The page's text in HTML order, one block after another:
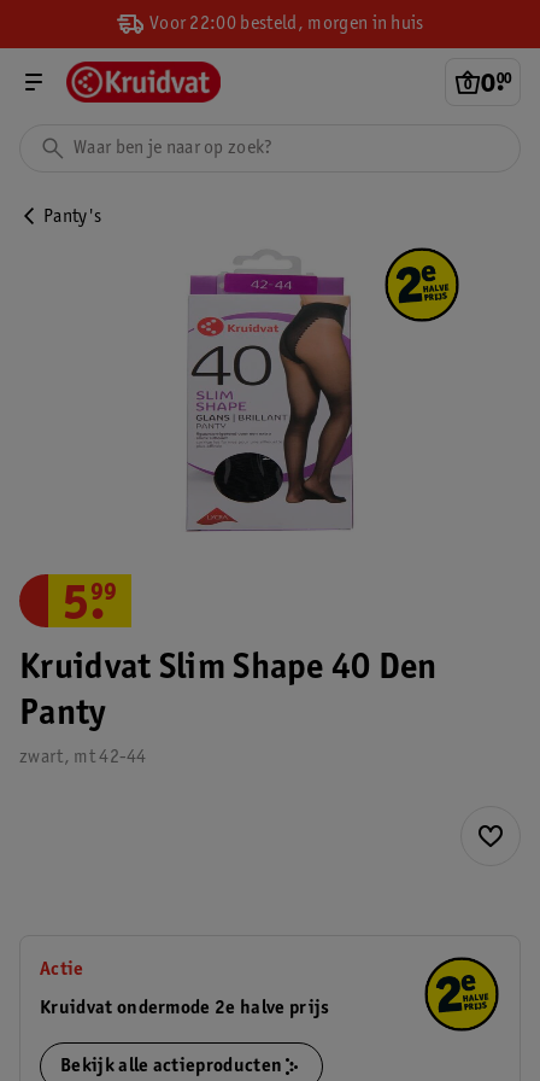
Voor 22:00 besteld, morgen in huis
0.
00
Panty's
Kruidvat Slim Shape 40 Den
Panty
zwart, mt 42-44
5.
99
Actie
Kruidvat ondermode 2e halve prijs
Bekijk alle actieproducten